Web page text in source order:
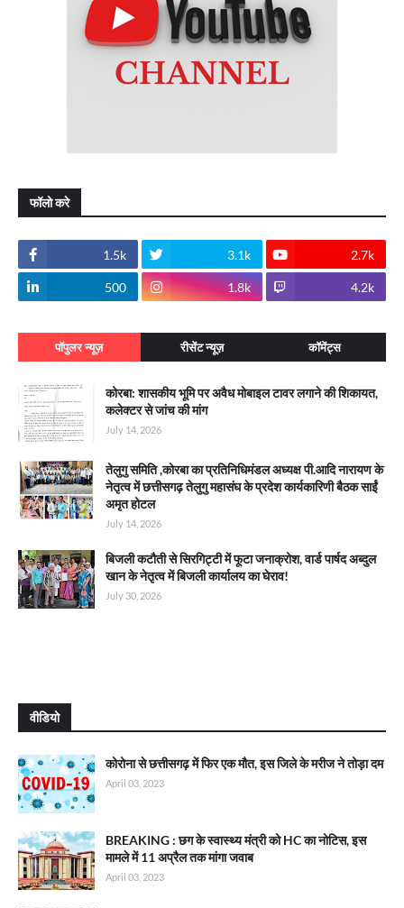
फॉलो करे
1.5k 3.1k 2.7k
500 1.8k 4.2k
पॉपुलर न्यूज़ रीसेंट न्यूज़ कॉमेंट्स
कोरबा: शासकीय भूमि पर अवैध मोबाइल टावर लगाने की शिकायत,
कलेक्टर से जांच की मांग
July 14, 2026
तेलुगु समिति ,कोरबा का प्रतिनिधिमंडल अध्यक्ष पी.आदि नारायण के
नेतृत्व में छत्तीसगढ़ तेलुगु महासंघ के प्रदेश कार्यकारिणी बैठक साईं
अमृत होटल
July 14, 2026
बिजली कटौती से सिरगिट्टी में फूटा जनाक्रोश, वार्ड पार्षद अब्दुल
खान के नेतृत्व में बिजली कार्यालय का घेराव!
July 30, 2026
वीडियो
कोरोना से छत्तीसगढ़ में फिर एक मौत, इस जिले के मरीज ने तोड़ा दम
April 03, 2023
BREAKING : छग के स्वास्थ्य मंत्री को HC का नोटिस, इस
मामले में 11 अप्रैल तक मांगा जवाब
April 03, 2023